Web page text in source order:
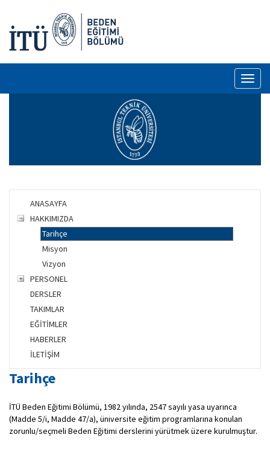
ANASAYFA
HAKKIMIZDA
Tarihçe
Misyon
Vizyon
PERSONEL
DERSLER
TAKIMLAR
EĞİTİMLER
HABERLER
İLETİŞİM
Tarihçe
İTÜ Beden Eğitimi Bölümü, 1982 yılında, 2547 sayılı yasa uyarınca
(Madde 5/i, Madde 47/a), üniversite eğitim programlarına konulan
zorunlu/seçmeli Beden Eğitimi derslerini yürütmek üzere kurulmuştur.